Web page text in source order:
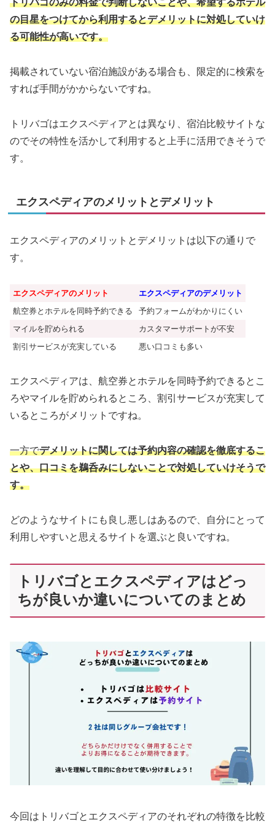
トリバゴのみの料金で判断しないことや、希望するホテル
の目星をつけてから利用するとデメリットに対処していけ
る可能性が高いです。
掲載されていない宿泊施設がある場合も、限定的に検索を
すれば手間がかからないですね。
トリバゴはエクスペディアとは異なり、宿泊比較サイトな
のでその特性を活かして利用すると上手に活用できそうで
す。
エクスペディアのメリットとデメリット
エクスペディアのメリットとデメリットは以下の通りで
す。
エクスペディアのメリット
エクスペディアのデメリット
航空券とホテルを同時予約できる
予約フォームがわかりにくい
マイルを貯められる
カスタマーサポートが不安
割引サービスが充実している
悪い口コミも多い
エクスペディアは、航空券とホテルを同時予約できるとこ
ろやマイルを貯められるところ、割引サービスが充実して
いるところがメリットですね。
一方でデメリットに関しては予約内容の確認を徹底するこ
とや、口コミを鵜呑みにしないことで対処していけそうで
す。
どのようなサイトにも良し悪しはあるので、自分にとって
利用しやすいと思えるサイトを選ぶと良いですね。
トリバゴとエクスペディアはどっ
ちが良いか違いについてのまとめ
今回はトリバゴとエクスペディアのそれぞれの特徴を比較